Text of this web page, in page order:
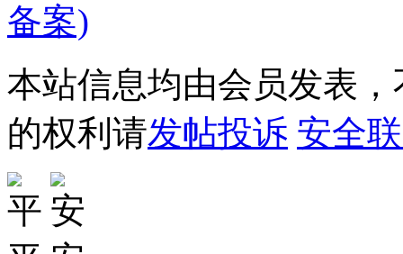
备案)
本站信息均由会员发表
的权利请发帖投诉 安全